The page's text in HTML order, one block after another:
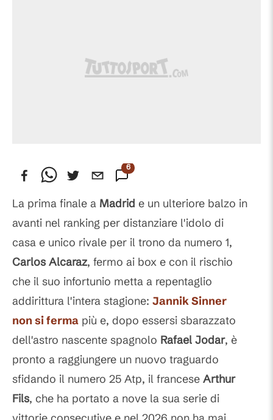
6
La prima finale a Madrid e un ulteriore balzo in
avanti nel ranking per distanziare l'idolo di
casa e unico rivale per il trono da numero 1,
Carlos Alcaraz, fermo ai box e con il rischio
che il suo infortunio metta a repentaglio
addirittura l'intera stagione: Jannik Sinner
non si ferma più e, dopo essersi sbarazzato
dell'astro nascente spagnolo Rafael Jodar, è
pronto a raggiungere un nuovo traguardo
sfidando il numero 25 Atp, il francese Arthur
Fils, che ha portato a nove la sua serie di